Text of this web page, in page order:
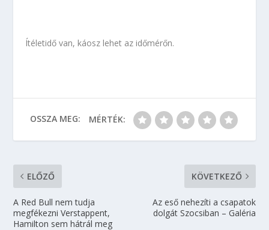
Ítéletidő van, káosz lehet az időmérőn.
OSSZA MEG: MÉRTÉK:
ELŐZŐ
A Red Bull nem tudja
megfékezni Verstappent,
Hamilton sem hátrál meg
KÖVETKEZŐ
Az eső nehezíti a csapatok
dolgát Szocsiban – Galéria